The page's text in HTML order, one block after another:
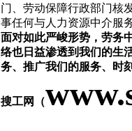
门、劳动保障行政部门核
事任何与人力资源中介服
面对如此严峻形势，劳务
络也日益渗透到我们的生
务、推广我们的服务、时
搜工网（